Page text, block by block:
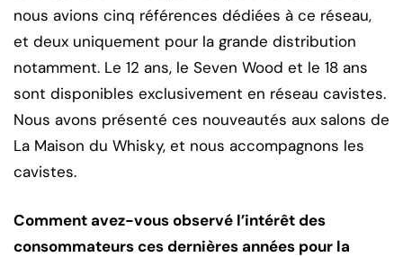
nous avions cinq références dédiées à ce réseau,
et deux uniquement pour la grande distribution
notamment. Le 12 ans, le Seven Wood et le 18 ans
sont disponibles exclusivement en réseau cavistes.
Nous avons présenté ces nouveautés aux salons de
La Maison du Whisky, et nous accompagnons les
cavistes.
Comment avez-vous observé l’intérêt des
consommateurs ces dernières années pour la